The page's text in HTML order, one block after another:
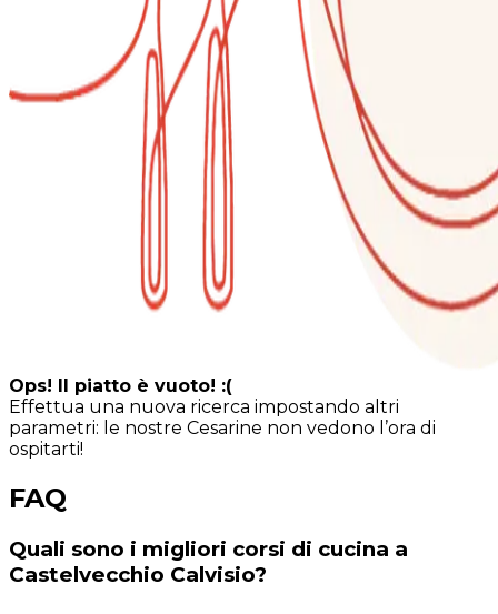
Ops! Il piatto è vuoto! :(
Effettua una nuova ricerca impostando altri
parametri: le nostre Cesarine non vedono l’ora di
ospitarti!
FAQ
Quali sono i migliori corsi di cucina a
Castelvecchio Calvisio?